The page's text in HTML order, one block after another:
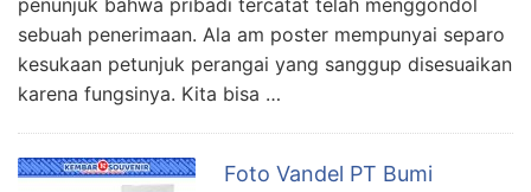
sebuah penerimaan. Ala am poster mempunyai separo
kesukaan petunjuk perangai yang sanggup disesuaikan
karena fungsinya. Kita bisa …
Foto Vandel PT Bumi